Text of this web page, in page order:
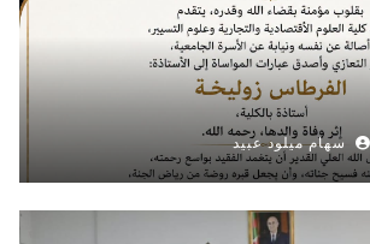
سهام ميلود عبيد